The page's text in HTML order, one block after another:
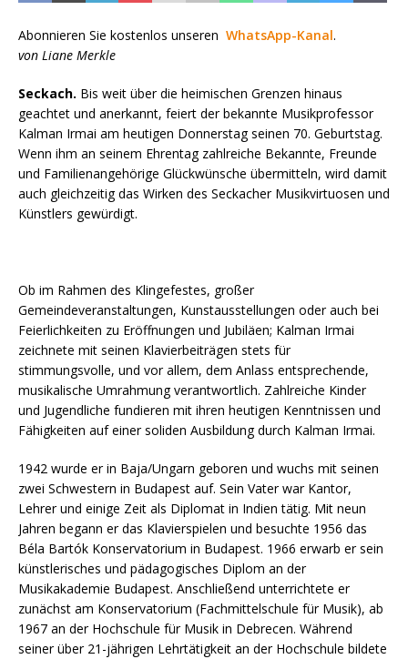
Abonnieren Sie kostenlos unseren WhatsApp-Kanal.
von Liane Merkle
Seckach. Bis weit über die heimischen Grenzen hinaus
geachtet und anerkannt, feiert der bekannte Musikprofessor
Kalman Irmai am heutigen Donnerstag seinen 70. Geburtstag.
Wenn ihm an seinem Ehrentag zahlreiche Bekannte, Freunde
und Familienangehörige Glückwünsche übermitteln, wird damit
auch gleichzeitig das Wirken des Seckacher Musikvirtuosen und
Künstlers gewürdigt.
Ob im Rahmen des Klingefestes, großer
Gemeindeveranstaltungen, Kunstausstellungen oder auch bei
Feierlichkeiten zu Eröffnungen und Jubiläen; Kalman Irmai
zeichnete mit seinen Klavierbeiträgen stets für
stimmungsvolle, und vor allem, dem Anlass entsprechende,
musikalische Umrahmung verantwortlich. Zahlreiche Kinder
und Jugendliche fundieren mit ihren heutigen Kenntnissen und
Fähigkeiten auf einer soliden Ausbildung durch Kalman Irmai.
1942 wurde er in Baja/Ungarn geboren und wuchs mit seinen
zwei Schwestern in Budapest auf. Sein Vater war Kantor,
Lehrer und einige Zeit als Diplomat in Indien tätig. Mit neun
Jahren begann er das Klavierspielen und besuchte 1956 das
Béla Bartók Konservatorium in Budapest. 1966 erwarb er sein
künstlerisches und pädagogisches Diplom an der
Musikakademie Budapest. Anschließend unterrichtete er
zunächst am Konservatorium (Fachmittelschule für Musik), ab
1967 an der Hochschule für Musik in Debrecen. Während
seiner über 21-jährigen Lehrtätigkeit an der Hochschule bildete